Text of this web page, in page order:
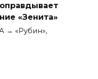
«Зенита»
→ «Рубин»,